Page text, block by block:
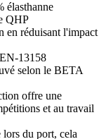
élasthanne
QHP
en réduisant l'impact
13158
selon le BETA
offre une
et au travail
lors du port, cela